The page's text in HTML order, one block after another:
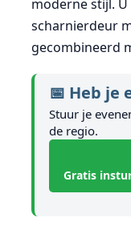
moderne stijl.
scharnierdeur
gecombineerd
📅 Heb je
Stuur je
de regio.
Gratis